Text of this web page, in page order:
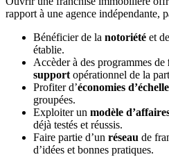
rapport à une agence indépendante,
Bénéficier de la notoriété et
établie.
Accèder à des programmes de
support opérationnel de la
Profiter d’économies d’échelle
groupées.
Exploiter un modèle
déjà testés et réussis.
Faire partie d’un réseau de
d’idées et bonnes pratiques.